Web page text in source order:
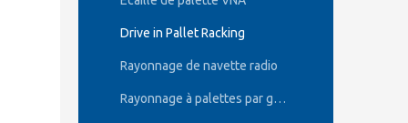
Drive in Pallet Racking
Rayonnage de navette radio
Rayonnage à palettes par gravité